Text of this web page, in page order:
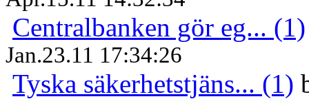
Centralbanken gör eg... (1)
Jan.23.11 17:34:26
Tyska säkerhetstjäns... (1)